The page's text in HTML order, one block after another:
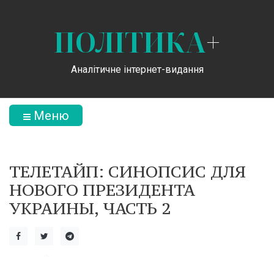
ПОЛІТИКА+
Аналітичне інтернет-видання
Меню
ТЕЛЕТАЙП: СИНОПСИС ДЛЯ
НОВОГО ПРЕЗИДЕНТА
УКРАИНЫ, ЧАСТЬ 2